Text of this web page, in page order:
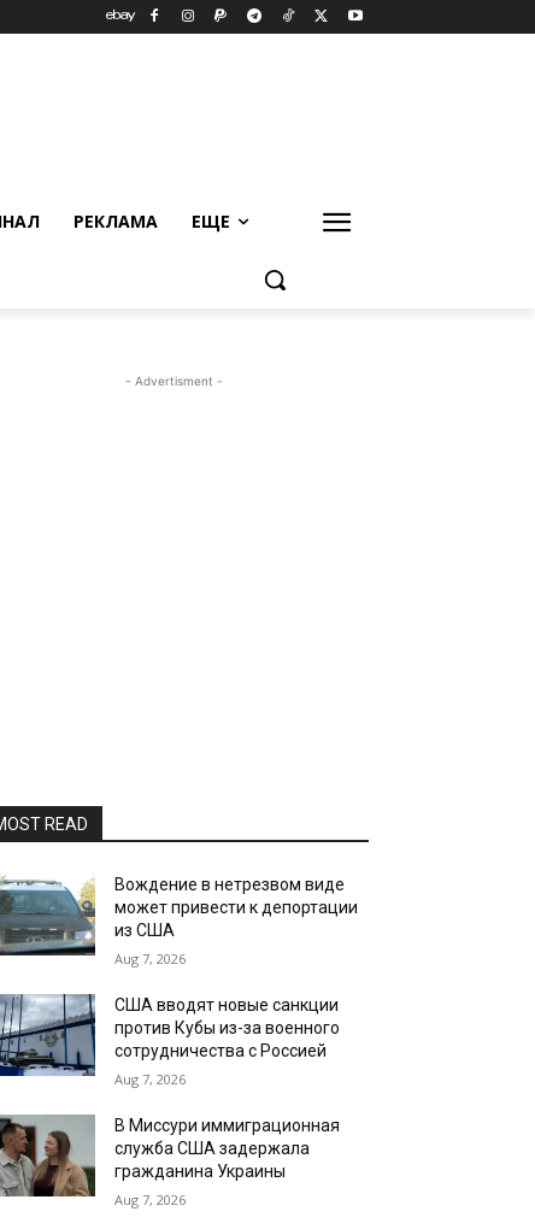
РЕКЛАМА ЕЩЕ
- Advertisment -
READ
Вождение в нетрезвом виде
может привести к депортации
из США
Aug 7, 2026
США вводят новые санкции
против Кубы из-за военного
сотрудничества с Россией
Aug 7, 2026
В Миссури иммиграционная
служба США задержала
гражданина Украины
Aug 7, 2026